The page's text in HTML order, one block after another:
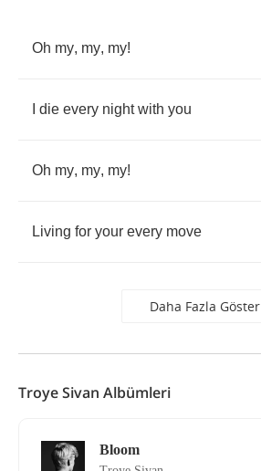
Oh my, my, my!
die every night with you
Oh my, my, my!
Living for your every move
Daha Fazla Göster
Troye Sivan Albümleri
Bloom